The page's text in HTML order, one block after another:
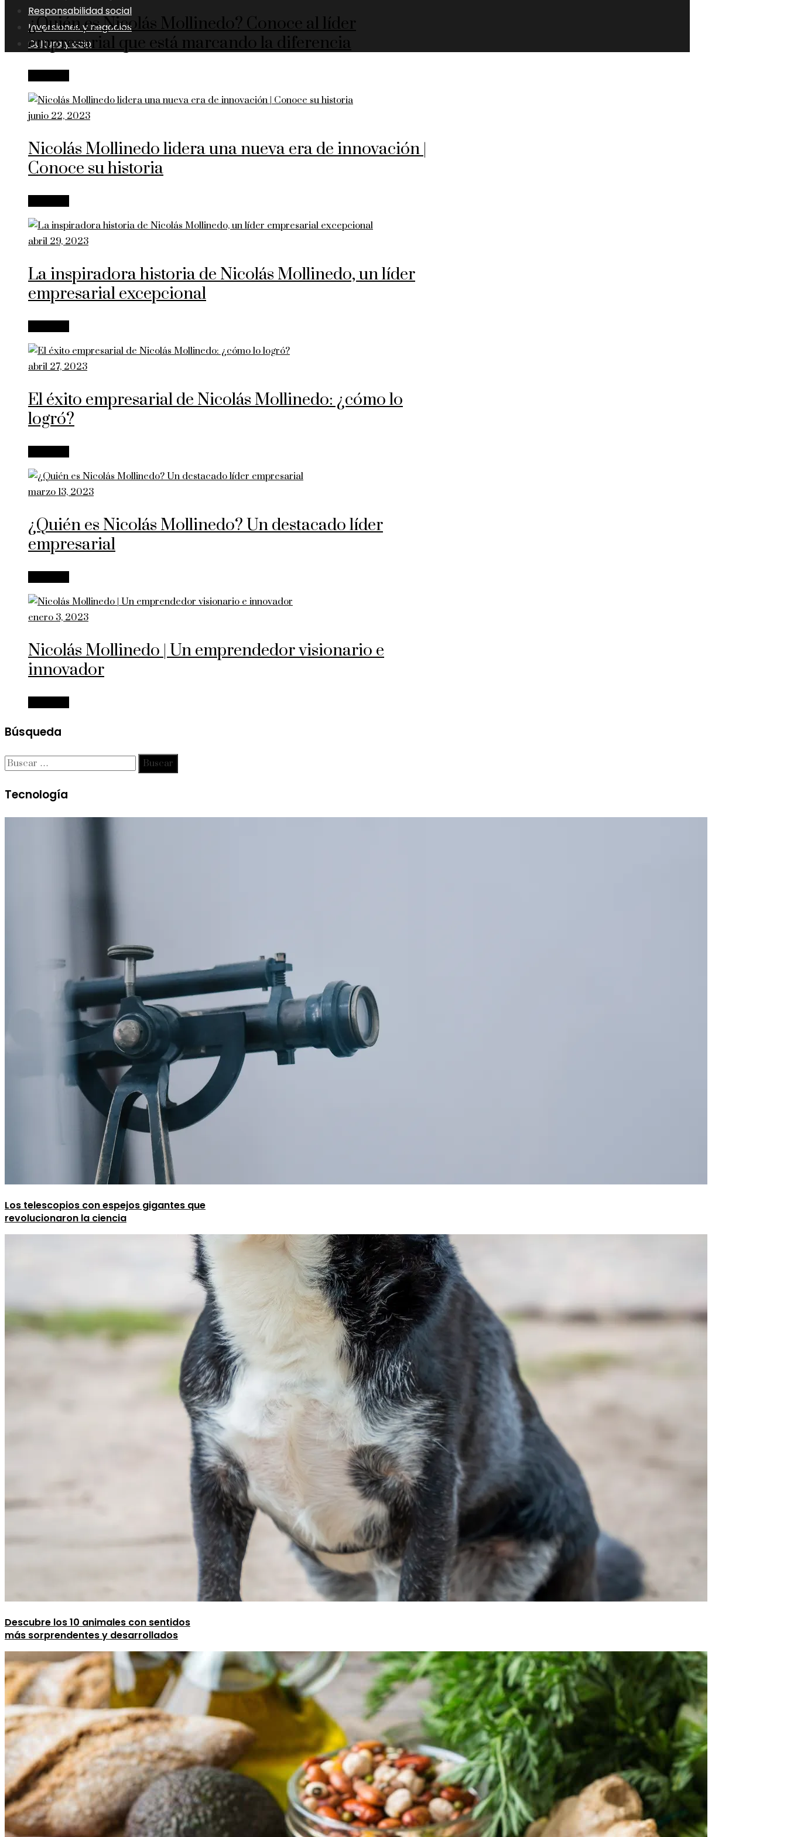
Responsabilidad social
Inversiones y negocios
Cultura y ocio
¿Quién es Nicolás Mollinedo? Conoce al líder
empresarial que está marcando la diferencia
junio 22, 2023
Nicolás Mollinedo lidera una nueva era de innovación |
Conoce su historia
abril 29, 2023
La inspiradora historia de Nicolás Mollinedo, un líder
empresarial excepcional
abril 27, 2023
El éxito empresarial de Nicolás Mollinedo: ¿cómo lo
logró?
marzo 13, 2023
¿Quién es Nicolás Mollinedo? Un destacado líder
empresarial
enero 3, 2023
Nicolás Mollinedo | Un emprendedor visionario e
innovador
Búsqueda
Buscar:
Tecnología
Los telescopios con espejos gigantes que
revolucionaron la ciencia
Descubre los 10 animales con sentidos
más sorprendentes y desarrollados